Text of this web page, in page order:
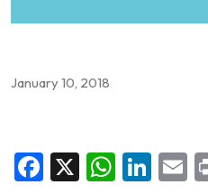
January 10, 2018
Facebook
X